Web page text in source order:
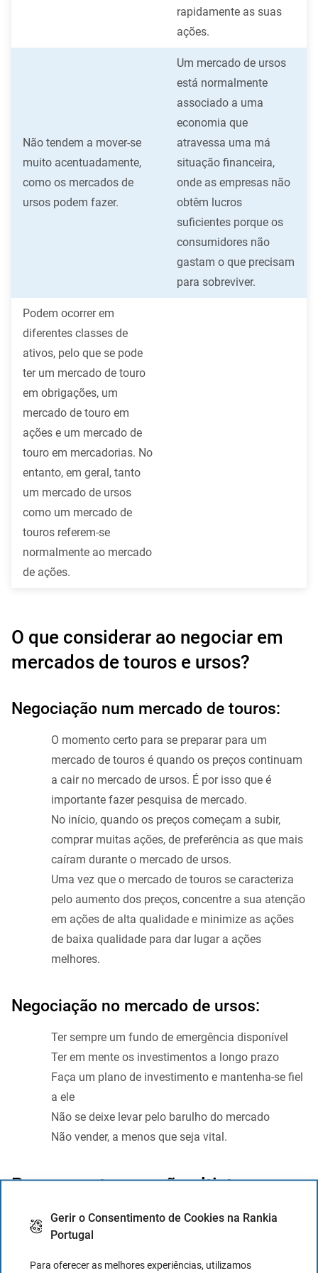
Gerir o Consentimento de Cookies na Rankia
Portugal
Para oferecer as melhores experiências, utilizamos
rapidamente as suas
ações.
Não tendem a mover-se
muito acentuadamente,
como os mercados de
ursos podem fazer.
Um mercado de ursos
está normalmente
associado a uma
economia que
atravessa uma má
situação financeira,
onde as empresas não
obtêm lucros
suficientes porque os
consumidores não
gastam o que precisam
para sobreviver.
Podem ocorrer em
diferentes classes de
ativos, pelo que se pode
ter um mercado de touro
em obrigações, um
mercado de touro em
ações e um mercado de
touro em mercadorias. No
entanto, em geral, tanto
um mercado de ursos
como um mercado de
touros referem-se
normalmente ao mercado
de ações.
O que considerar ao negociar em
mercados de touros e ursos?
Negociação num mercado de touros:
O momento certo para se preparar para um
mercado de touros é quando os preços continuam
a cair no mercado de ursos. É por isso que é
importante fazer pesquisa de mercado.
No início, quando os preços começam a subir,
comprar muitas ações, de preferência as que mais
caíram durante o mercado de ursos.
Uma vez que o mercado de touros se caracteriza
pelo aumento dos preços, concentre a sua atenção
em ações de alta qualidade e minimize as ações
de baixa qualidade para dar lugar a ações
melhores.
Negociação no mercado de ursos:
Ter sempre um fundo de emergência disponível
Ter em mente os investimentos a longo prazo
Faça um plano de investimento e mantenha-se fiel
a ele
Não se deixe levar pelo barulho do mercado
Não vender, a menos que seja vital.
Porque os touros são altistas e os
ursos são baixistas?
A verdade é que ninguém sabe realmente, mas como para
quase todas as histórias, existem diferentes teorias e esta